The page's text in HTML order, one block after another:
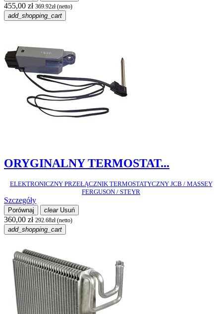
455,00 zł 369.92zł (netto)
add_shopping_cart
ORYGINALNY TERMOSTAT...
ELEKTRONICZNY PRZEŁĄCZNIK TERMOSTATYCZNY JCB / MASSEY
FERGUSON / STEYR
Szczegóły
Porównaj clearUsuń
360,00 zł 292.68zł (netto)
add_shopping_cart